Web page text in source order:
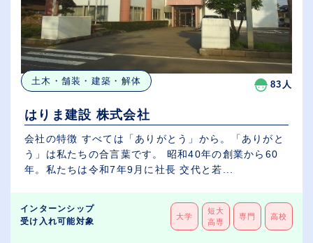
土木・舗装・建築・解体 83人
はりま建設 株式会社
会社の特徴 すべては「ありがとう」から。「ありがと
う」は私たちの合言葉です。 昭和40年の創業から60
年。私たちは令和7年9月に社長 交代と若...
インターンシップ
受け入れ可能対象
大学
短大
高専
専門 高校